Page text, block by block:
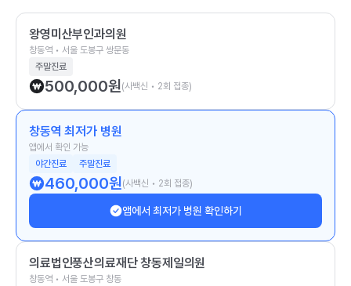
왕영미산부인과의원
창동역 • 서울 도봉구 쌍문동
주말진료
500,000원(사백신 • 2회 접종)
창동역 최저가 병원
앱에서 확인 가능
야간진료
주말진료
460,000원(사백신 • 2회 접종)
앱에서 최저가 병원 확인하기
의료법인풍산의료재단 창동제일의원
창동역 • 서울 도봉구 창동